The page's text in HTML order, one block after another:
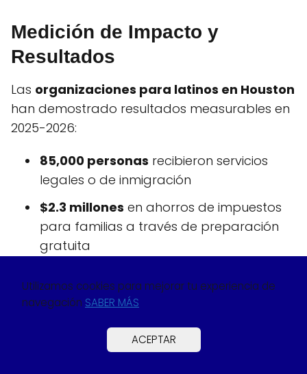
Medición de Impacto y
Resultados
Las organizaciones para latinos en Houston
han demostrado resultados measurables en
2025-2026:
85,000 personas recibieron servicios
legales o de inmigración
$2.3 millones en ahorros de impuestos
para familias a través de preparación
gratuita
programas educativos con tasa de
graduación del 87%
3,200 pequeños negocios
asistencia técnica y mentoría
Utilizamos cookies para mejorar tu experiencia de
navegación SABER MÁS
ACEPTAR